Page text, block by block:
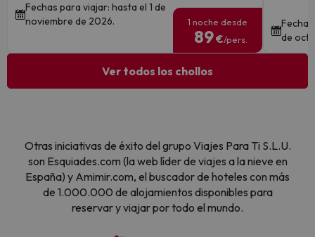
Fechas para viajar: hasta el 1 de
noviembre de 2026.
1 noche desde
89€/pers.
de
Ver todos los chollos
Otras iniciativas de éxito del grupo Viajes Para Ti S.L.U.
son Esquiades.com (la web líder de viajes a la nieve en
España) y Amimir.com, el buscador de hoteles con más
de 1.000.000 de alojamientos disponibles para
reservar y viajar por todo el mundo.